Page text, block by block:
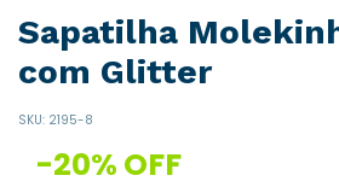
Sapatilha
com Glitter
SKU: 2195-8
-20% OFF